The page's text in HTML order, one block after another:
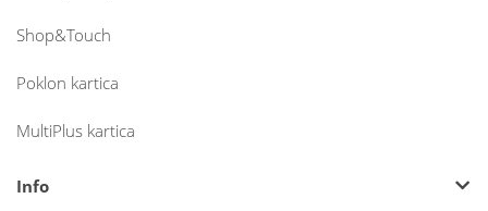
Shop&Touch
Poklon kartica
MultiPlus kartica
Info